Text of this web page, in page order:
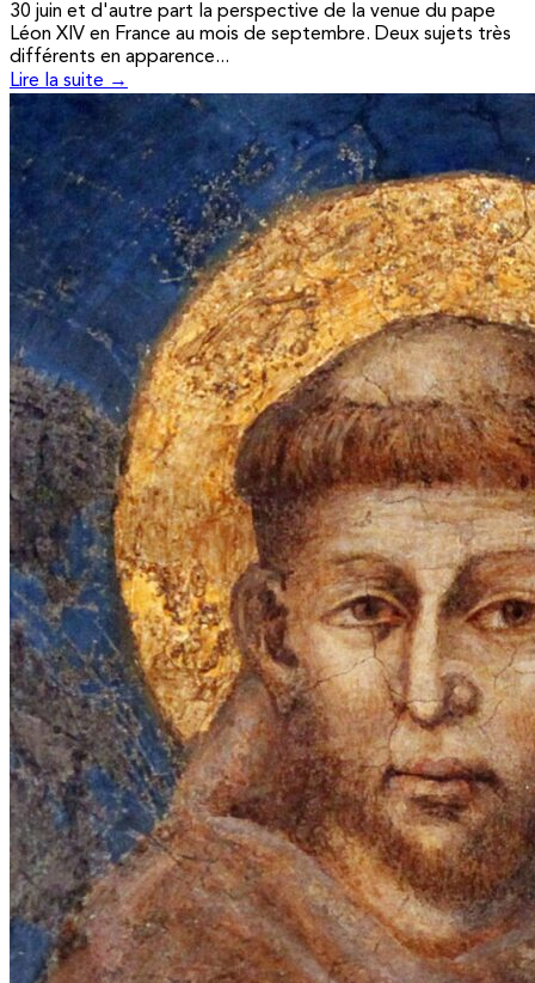
30 juin et d'autre part la perspective de la venue du pape
Léon XIV en France au mois de septembre. Deux sujets très
différents en apparence...
Lire la suite →